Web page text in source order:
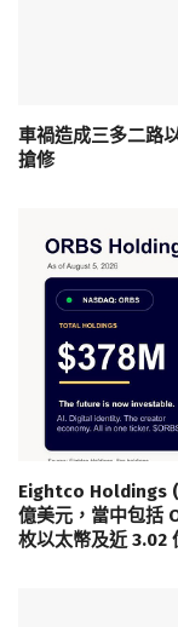
車禍造成三多二路
搶修
Eightco Holdings
億美元，當中包括
枚以太幣及近 3.02